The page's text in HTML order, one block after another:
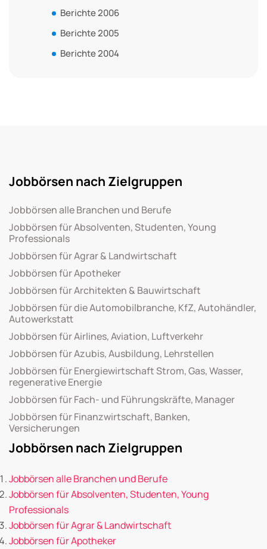
Berichte 2006
Berichte 2005
Berichte 2004
Jobbörsen nach Zielgruppen
Jobbörsen alle Branchen und Berufe
Jobbörsen für Absolventen, Studenten, Young
Professionals
Jobbörsen für Agrar & Landwirtschaft
Jobbörsen für Apotheker
Jobbörsen für Architekten & Bauwirtschaft
Jobbörsen für die Automobilbranche, KfZ, Autohändler,
Autowerkstatt
Jobbörsen für Airlines, Aviation, Luftverkehr
Jobbörsen für Azubis, Ausbildung, Lehrstellen
Jobbörsen für Energiewirtschaft Strom, Gas, Wasser,
regenerative Energie
Jobbörsen für Fach- und Führungskräfte, Manager
Jobbörsen für Finanzwirtschaft, Banken,
Versicherungen
Jobbörsen nach Zielgruppen
Jobbörsen alle Branchen und Berufe
Jobbörsen für Absolventen, Studenten, Young
Professionals
Jobbörsen für Agrar & Landwirtschaft
Jobbörsen für Apotheker